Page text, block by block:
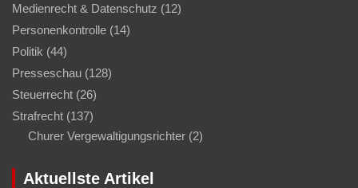
Medienrecht & Datenschutz (12)
Personenkontrolle (14)
Politik (44)
Presseschau (128)
Steuerrecht (26)
Strafrecht (137)
Churer Vergewaltigungsrichter (2)
Aktuellste Artikel